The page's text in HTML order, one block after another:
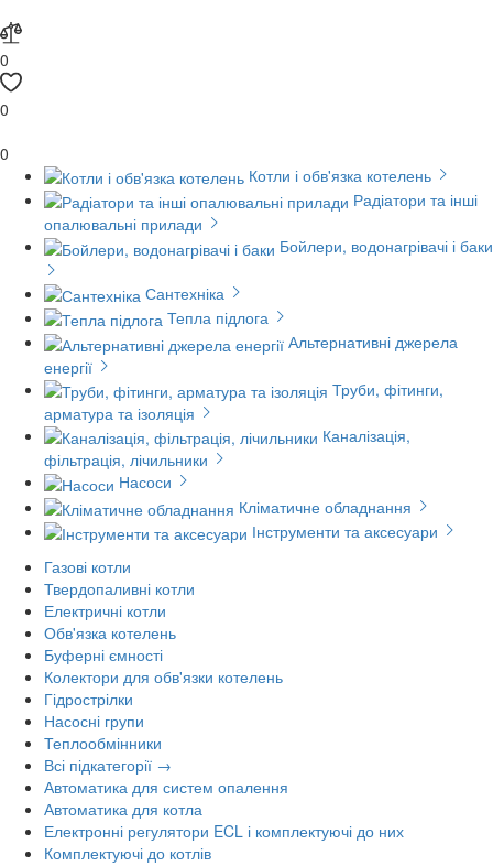
0
0
0
Котли і обв'язка котелень
Радіатори та інші
опалювальні прилади
Бойлери, водонагрівачі і баки
Сантехніка
Тепла підлога
Альтернативні джерела
енергії
Труби, фітинги,
арматура та ізоляція
Каналізація,
фільтрація, лічильники
Насоси
Кліматичне обладнання
Інструменти та аксесуари
Газові котли
Твердопаливні котли
Електричні котли
Обв'язка котелень
Буферні ємності
Колектори для обв'язки котелень
Гідрострілки
Насосні групи
Теплообмінники
Всі підкатегорії →
Автоматика для систем опалення
Автоматика для котла
Електронні регулятори ECL і комплектуючі до них
Комплектуючі до котлів